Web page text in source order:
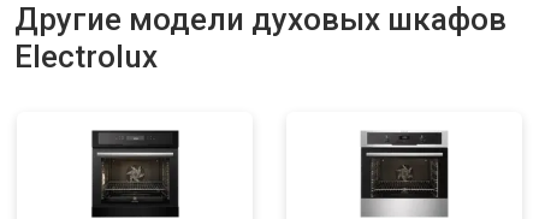
Другие модели духовых шкафов
Electrolux